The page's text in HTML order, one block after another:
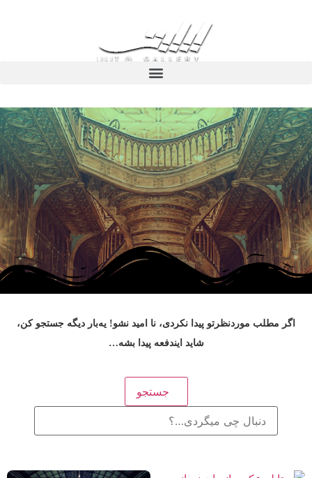
اگر مطلب موردنظرتو پیدا نکردی، نا امید نشو! یه‌بار دیگه جستجو کن،
شاید ایندفعه پیدا بشه…
جستجو